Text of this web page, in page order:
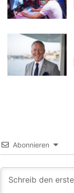
Abonnieren